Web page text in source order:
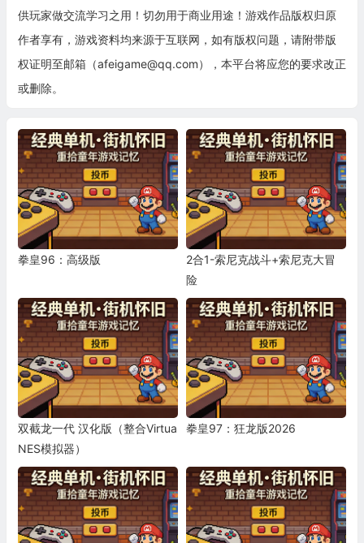
供玩家做交流学习之用！切勿用于商业用途！游戏作品版权归原
作者享有，游戏资料均来源于互联网，如有版权问题，请附带版
权证明至邮箱（afeigame@qq.com），本平台将应您的要求改正
或删除。
拳皇96：高级版
2合1-索尼克战斗+索尼克大冒
险
双截龙一代 汉化版（整合Virtua
NES模拟器）
拳皇97：狂龙版2026